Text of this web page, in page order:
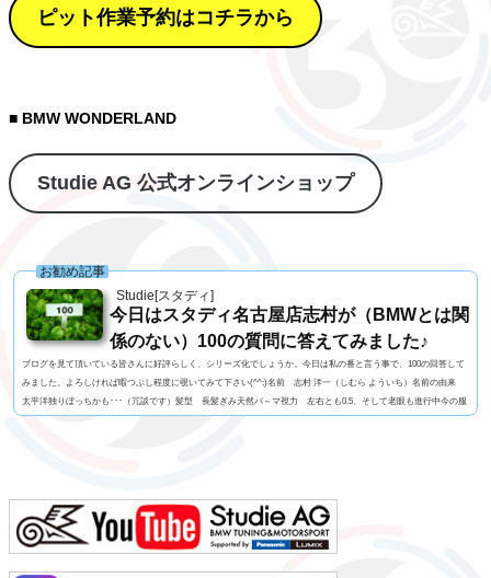
ピット作業予約はコチラから
■ BMW WONDERLAND
Studie AG 公式オンラインショップ
Studie[スタディ]
お勧め記事
今日はスタディ名古屋店志村が（BMWとは関
係のない）100の質問に答えてみました♪
ブログを見て頂いている皆さんに好評らしく、シリーズ化でしょうか。今日は私の番と言う事で、100の回答して
みました。よろしければ暇つぶし程度に覗いてみて下さい(^^;)名前 志村 洋一（しむら よういち）名前の由来
太平洋独りぼっちかも･･･（冗談です）髪型 長髪ぎみ天然パ～マ視力 左右とも0.5、そして老眼も進行中今の服